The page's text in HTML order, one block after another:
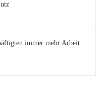
immer mehr Arbeit